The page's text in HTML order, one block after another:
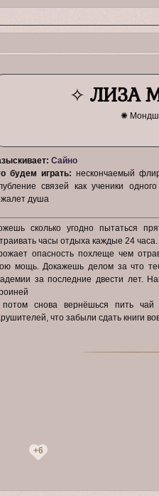
✧ ЛИЗА
✺
Сайно
будем играть: нескончаемый
связей как ученики
душа
сколько угодно пытаться
часы отдыха каждые 24
опасность похлеще чем
мощь. Докажешь делом за что
за последние двести лет.
снова вернёшься пить чай
что забыли сдать книги
+6